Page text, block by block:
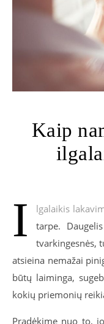
Kaip
I lgalaikis
tarpe.
tvarkingesnės,
atsieina nemažai
būtų laiminga,
kokių priemonių
Pradėkime nuo to,